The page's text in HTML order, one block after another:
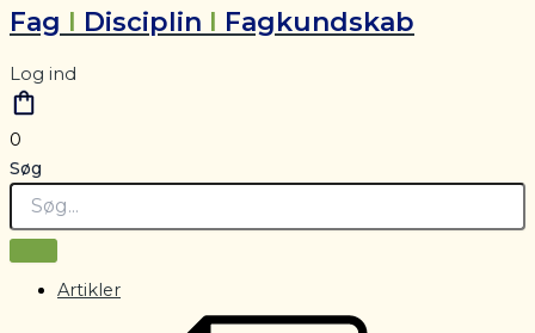
Fag I Disciplin I Fagkundskab
Log ind
0
Søg
Artikler